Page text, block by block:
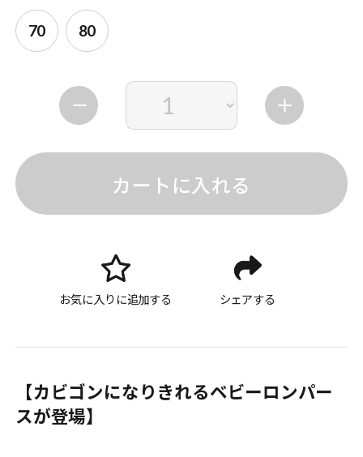
70 80
カートに入れる
お気に入りに追加する シェアする
【カビゴンになりきれるベビーロンパー
スが登場】